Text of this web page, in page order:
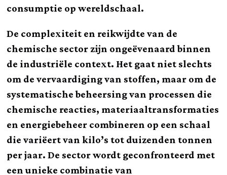
consumptie op wereldschaal.
De complexiteit en reikwijdte van de
chemische sector zijn ongeëvenaard binnen
de industriële context. Het gaat niet slechts
om de vervaardiging van stoffen, maar om de
systematische beheersing van processen die
chemische reacties, materiaaltransformaties
en energiebeheer combineren op een schaal
die variëert van kilo’s tot duizenden tonnen
per jaar. De sector wordt geconfronteerd met
een unieke combinatie van